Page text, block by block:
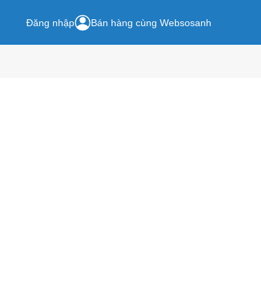
Đăng nhập Bán hàng cùng Websosanh